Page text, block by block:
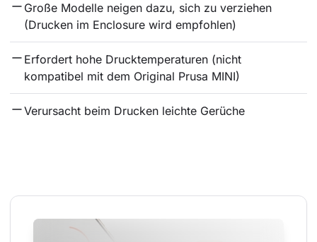
Große Modelle neigen dazu, sich zu verziehen
(Drucken im Enclosure wird empfohlen)
Erfordert hohe Drucktemperaturen (nicht
kompatibel mit dem Original Prusa MINI)
Verursacht beim Drucken leichte Gerüche